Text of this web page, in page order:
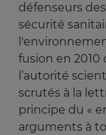
défenseurs
sécurité
fusion en 2010
l’autorité
scrutés à la
principe du «
arguments à